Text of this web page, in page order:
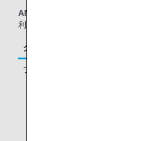
ANAグループ運航便（エアージャパ
利用の、以下に該当するお客様が対
クラス／ステイタス
プレミアムエコノミー *1
ANAグループ運航便（エア